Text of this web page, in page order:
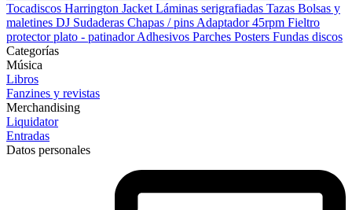
Tocadiscos Harrington Jacket Láminas serigrafiadas Tazas Bolsas y
maletines DJ Sudaderas Chapas / pins Adaptador 45rpm Fieltro
protector plato - patinadorAdhesivos Parches Posters Fundas discos
Categorías
Música
Libros
Fanzines y revistas
Merchandising
Liquidator
Entradas
Datos personales